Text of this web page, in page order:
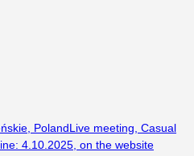
PolandLive meeting Casual
: 4.10.2025 on the website